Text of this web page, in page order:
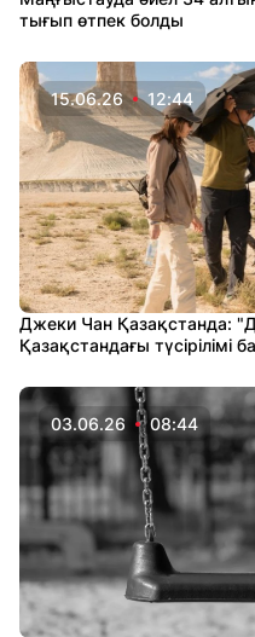
тығып өтпек болды
15.06.26 12:44
Джеки Чан Қазақстанда:
Қазақстандағы түсірілімі
03.06.26 08:44